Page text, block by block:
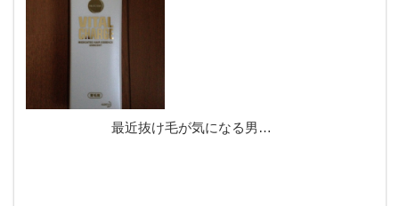
購入商品のレビュー
最近抜け毛が気になる男…